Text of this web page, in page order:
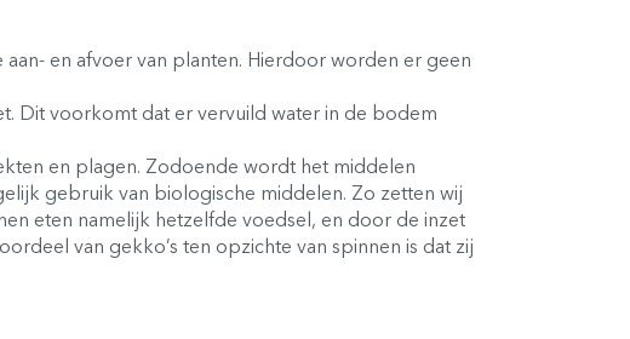
en afvoer van planten. Hierdoor worden er geen
Dit voorkomt dat er vervuild water in de bodem
en plagen. Zodoende wordt het middelen
gebruik van biologische middelen. Zo zetten wij
eten namelijk hetzelfde voedsel, en door de inzet
van gekko’s ten opzichte van spinnen is dat zij